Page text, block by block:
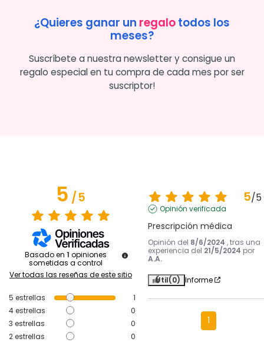
¿Quieres ganar un regalotodos los
meses?
Suscríbete a nuestra newsletter y consigue un
regalo especial en tu compra de cada mes por ser
suscriptor!
5/5
Basado en 1 opiniones
sometidas a control
Ver todas las reseñas de este sitio
5 estrellas
1
4estrellas
0
3 estrellas
0
2estrellas
0
5/5
Opinión verificada
Prescripción médica
Opinión del 8/6/2024 , tras una
experiencia del 21/5/2024 por
A.A.
Útil(0) Informe
1